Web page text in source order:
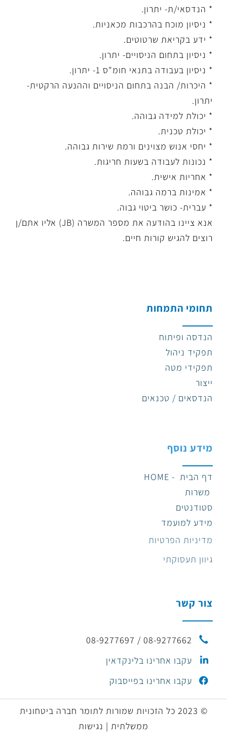
* הנדסאי/ת- יתרון.
* ניסיון מוכח בהרכבות מכאניות.
* ידע בקריאת שרטוטים.
* ניסיון בתחום הניסויים- יתרון.
* ניסיון בעבודה בתנאי חומ"ס 1- יתרון.
* היכרות/ הבנה בתחום הניסויים וההנעה הרקטית-
יתרון.
* יכולת למידה גבוהה.
* יכולת טכנית.
* יחסי אנוש מצוינים ורמת שירות גבוהה.
* נכונות לעבודה בשעות חריגות.
* אחריות אישית.
* אמינות ברמה גבוהה.
* עברית- כושר ביטוי גבוה.
אנא ציינו בהודעה את מספר המשרה (JB) אליו אתם/ן
רוצים להגיש קורות חיים.
תחומי התמחות
הנדסה ופיתוח
תפקיד ניהול
תפקידי מטה
ייצור
הנדסאים / טכנאים
מידע נוסף
דף הבית - HOME
משרות
סטודנטים
מידע למועמד
מדיניות הפרטיות
גיוון תעסוקתי
צור קשר
08-9277662 / 08-9277697
עקבו אחרינו בלינקדאין
עקבו אחרינו בפייסבוק
© 2023 כל הזכויות שמורות לתומר חברה ביטחונית
ממשלתית | נגישות